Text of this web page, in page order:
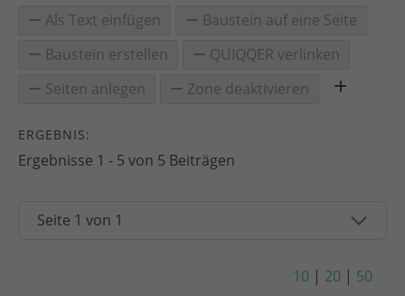
Als Text einfügen
Baustein auf eine Seite
Baustein erstellen
QUIQQER verlinken
Seiten anlegen
Zone deaktivieren
ERGEBNIS:
Ergebnisse 1 - 5 von 5 Beiträgen
10 | 20 | 50